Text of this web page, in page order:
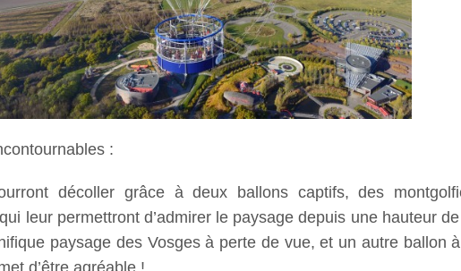
:
décoller grâce à deux ballons captifs, des
leur permettront d’admirer le paysage depuis une hauteur
paysage des Vosges à perte de vue, et un autre ballon